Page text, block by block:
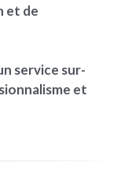
et de
service sur-
et